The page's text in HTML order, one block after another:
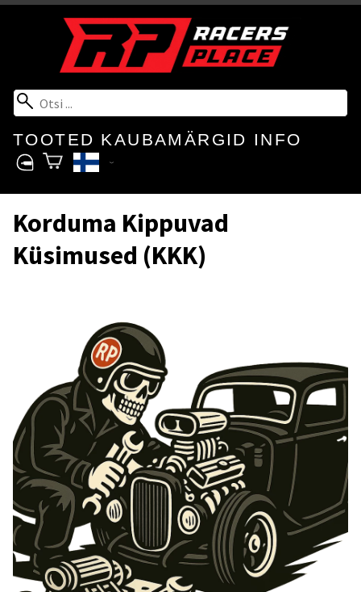
TOOTED KAUBAMÄRGID INFO
Korduma Kippuvad
Küsimused (KKK)